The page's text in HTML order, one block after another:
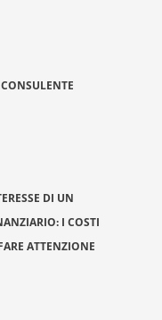
DI UN
I COSTI
ATTENZIONE